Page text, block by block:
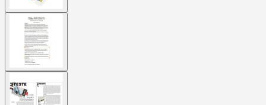
larger
image
larger
image